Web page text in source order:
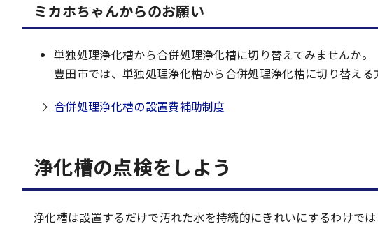
ミカホちゃんからのお願い
単独処理浄化槽から合併処理浄化槽に切り替えてみませんか。
豊田市では、単独処理浄化槽から合併処理浄化槽に切り替える
合併処理浄化槽の設置費補助制度
浄化槽の点検をしよう
浄化槽は設置するだけで汚れた水を持続的にきれいにするわけで